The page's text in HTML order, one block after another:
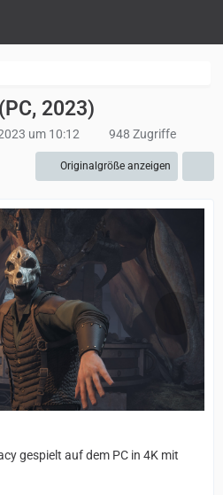
2023)
um 10:12 948 Zugriffe
Originalgröße anzeigen
gespielt auf dem PC in 4K mit